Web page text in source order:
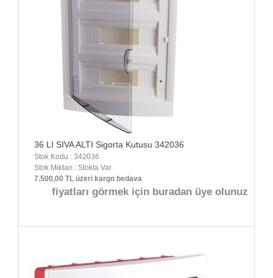
36 LI SIVA ALTI Sigorta Kutusu 342036
Stok Kodu : 342036
Stok Miktarı : Stokta Var
7.500,00 TL üzeri kargo bedava
fiyatları görmek için buradan üye olunuz